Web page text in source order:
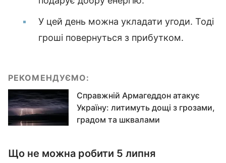
У цей день можна укладати угоди. Тоді
гроші повернуться з прибутком.
РЕКОМЕНДУЄМО:
Справжній Армагеддон атакує
Україну: литимуть дощі з грозами,
градом та шквалами
Що не можна робити 5 липня